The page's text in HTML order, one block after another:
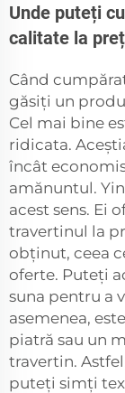
Unde puteți
calitate la
Când
găsiți un
Cel mai bine
ridicata.
încât
amănuntul.
acest sens. Ei
travertinul la
obținut, ceea
oferte. Puteți
suna pentru a
asemenea,
piatră sau un
travertin.
puteți simți